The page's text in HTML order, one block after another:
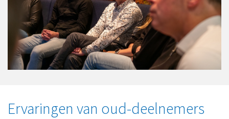
Ervaringen van oud-deelnemers